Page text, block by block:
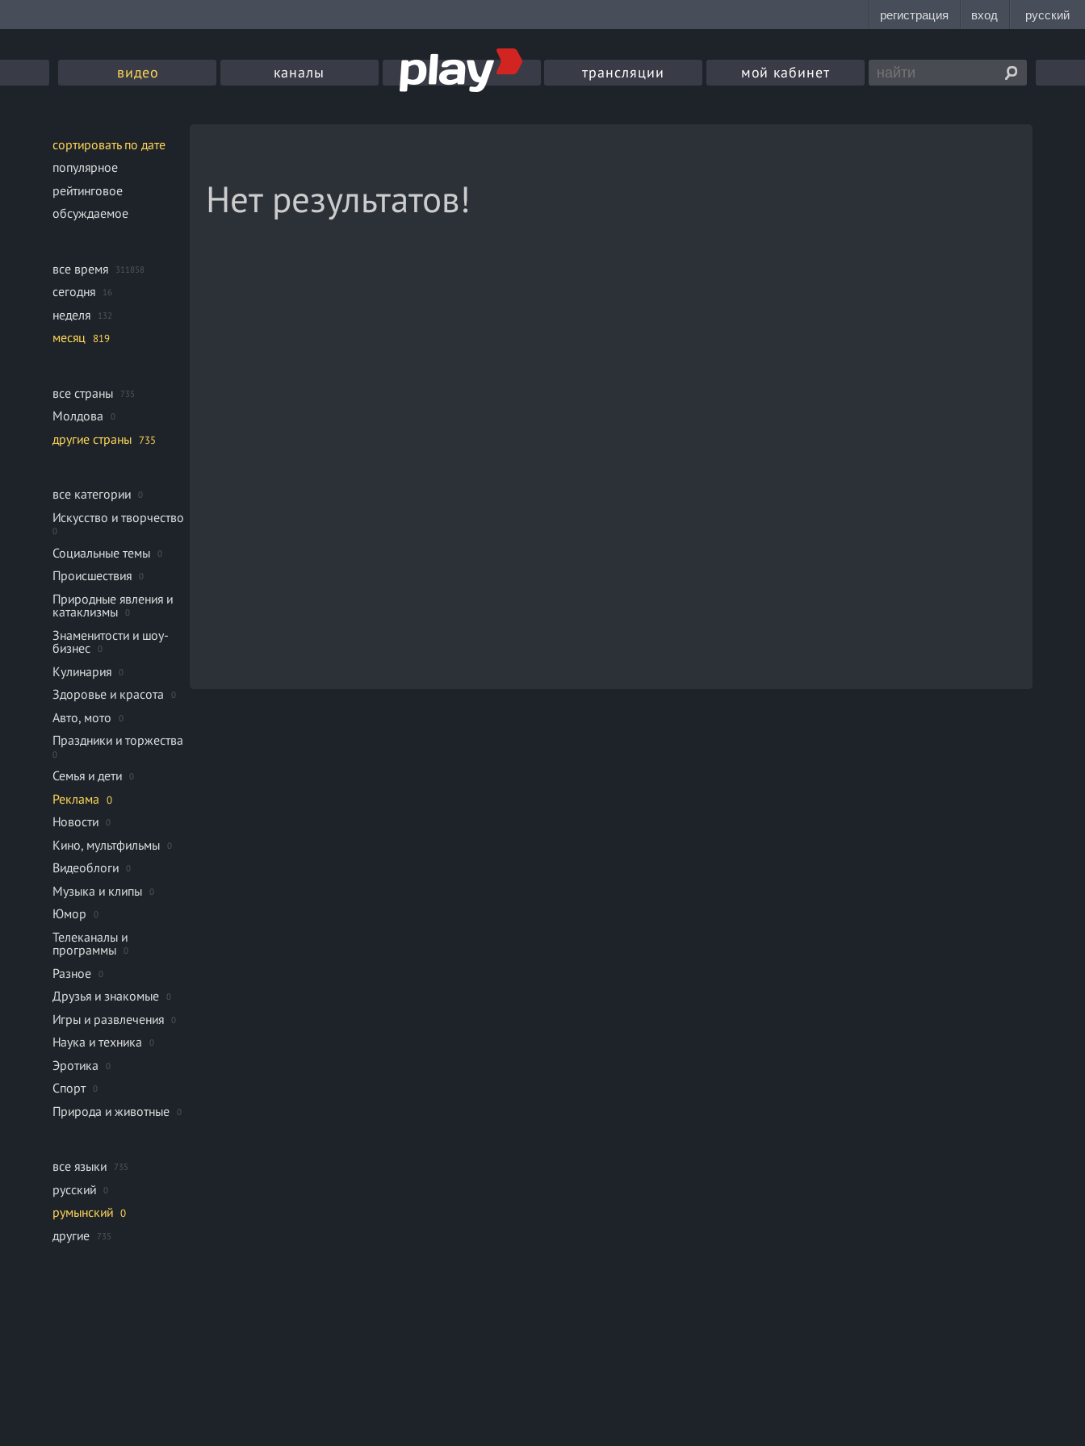
видео каналы трансляции мой кабинет
сортировать по дате
популярное
рейтинговое
обсуждаемое
все время 311858
сегодня 16
неделя 132
месяц 819
все страны 735
Молдова 0
другие страны 735
все категории 0
Искусство и творчество
0
Социальные темы 0
Происшествия 0
Природные явления и
катаклизмы
0
Знаменитости и шоу-
бизнес
0
Кулинария 0
Здоровье и красота 0
Авто, мото 0
Праздники и торжества
0
Семья и дети 0
Реклама 0
Новости 0
Кино, мультфильмы 0
Видеоблоги 0
Музыка и клипы 0
Юмор 0
Телеканалы и
программы
0
Разное 0
Друзья и знакомые 0
Игры и развлечения 0
Наука и техника 0
Эротика 0
Спорт 0
Природа и животные 0
все языки 735
русский 0
румынский 0
другие 735
Нет результатов!